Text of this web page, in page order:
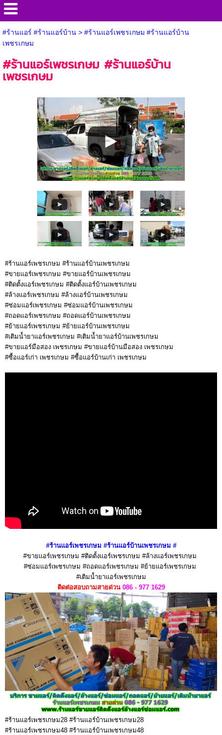
#ร้านแอร์ #ร้านแอร์บ้าน> #ร้านแอร์เพชรเกษม #ร้านแอร์บ้าน
เพชรเกษม
#ร้านแอร์เพชรเกษม #ร้านแอร์บ้าน
เพชรเกษม
#ร้านแอร์เพชรเกษม #ร้านแอร์บ้านเพชรเกษม
#ขายแอร์เพชรเกษม #ขายแอร์บ้านเพชรเกษม
#ติดตั้งแอร์เพชรเกษม #ติดตั้งแอร์บ้านเพชรเกษม
#ล้างแอร์เพชรเกษม #ล้างแอร์บ้านเพชรเกษม
#ซ่อมแอร์เพชรเกษม #ซ่อมแอร์บ้านเพชรเกษม
#ถอดแอร์เพชรเกษม #ถอดแอร์บ้านเพชรเกษม
#ย้ายแอร์เพชรเกษม #ย้ายแอร์บ้านเพชรเกษม
#เติมน้ำยาแอร์เพชรเกษม #เติมน้ำยาแอร์บ้านเพชรเกษม
#ขายแอร์มือสอง เพชรเกษม #ขายแอร์บ้านมือสอง เพชรเกษม
#ซื้อแอร์เก่า เพชรเกษม #ซื้อแอร์บ้านเก่า เพชรเกษม
#ร้านแอร์เพชรเกษม #ร้านแอร์บ้านเพชรเกษม #
#ขายแอร์เพชรเกษม #ติดตั้งแอร์เพชรเกษม #ล้างแอร์เพชรเกษม
#ซ่อมแอร์เพชรเกษม #ถอดแอร์เพชรเกษม #ย้ายแอร์เพชรเกษม
#เติมน้ำยาแอร์เพชรเกษม
ติดต่อสอบถามสายด่วน 086 - 977 1629
#ร้านแอร์เพชรเกษม28 #ร้านแอร์บ้านเพชรเกษม28
#ร้านแอร์เพชรเกษม48 #ร้านแอร์บ้านเพชรเกษม48